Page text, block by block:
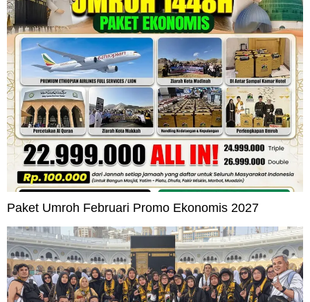
Paket Umroh Februari Promo Ekonomis 2027